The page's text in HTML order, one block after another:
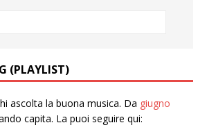
(PLAYLIST)
ascolta la buona musica. Da giugno
capita. La puoi seguire qui: